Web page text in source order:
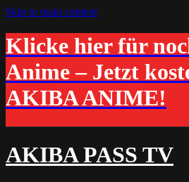
Skip to main content
Klicke hier für
Anime – Jetzt
AKIBA ANIME!
AKIBA PASS TV